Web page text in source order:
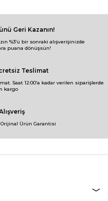
Geri Kazanın!
%3’ü bir sonraki alışverişinizde
puana dönüşsün!
Teslimat
Saat 12:00’a kadar verilen siparişlerde
kargo
Orijinal Ürün Garantisi